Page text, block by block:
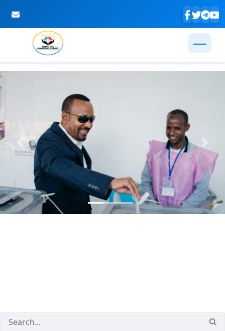
Skip to Main Content
Previous Next